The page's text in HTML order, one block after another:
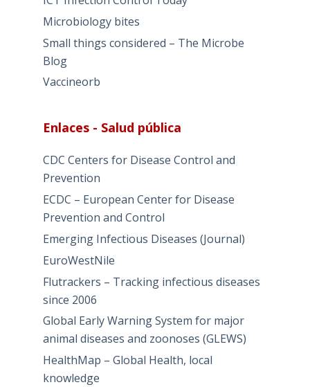
Microbiology bites
Small things considered – The Microbe
Blog
Vaccineorb
Enlaces - Salud pública
CDC Centers for Disease Control and
Prevention
ECDC – European Center for Disease
Prevention and Control
Emerging Infectious Diseases (Journal)
EuroWestNile
Flutrackers – Tracking infectious diseases
since 2006
Global Early Warning System for major
animal diseases and zoonoses (GLEWS)
HealthMap – Global Health, local
knowledge